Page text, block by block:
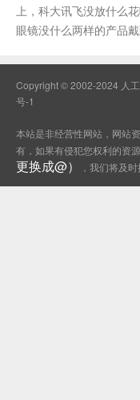
上，科大讯飞没放什么
眼镜没什么两样的产品
Copyright © 2002-2024 人工
号-1
本站是非经营性网站，网站
有，如果有侵犯您权利的资
更换成@）
，我们将及